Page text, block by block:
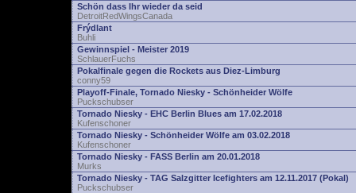
Schön dass Ihr wieder da seid
DetroitRedWingsCanada
Frýdlant
Buhli
Gewinnspiel - Meister 2019
SchlauerFuchs
Pokalfinale gegen die Rockets aus Diez-Limburg
conny59
Playoff-Finale, Tornado Niesky - Schönheider Wölfe
Puckschubser
Tornado Niesky - EHC Berlin Blues am 17.02.2018
Kufenschoner
Tornado Niesky - Schönheider Wölfe am 03.02.2018
Kufenschoner
Tornado Niesky - FASS Berlin am 20.01.2018
Murks
Tornado Niesky - TAG Salzgitter Icefighters am 12.11.2017 (Pokal)
Puckschubser